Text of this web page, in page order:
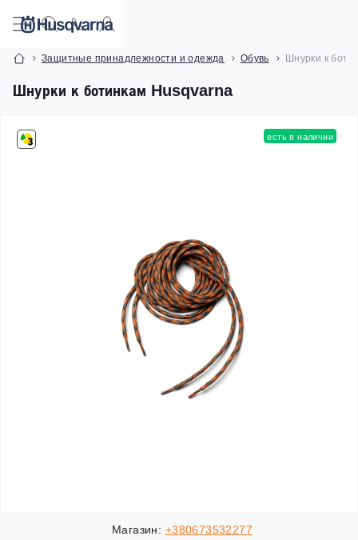
Защитные принадлежности и одежда Обувь Шнурки к
Шнурки к ботинкам Husqvarna
есть в наличии
Магазин: +380673532277